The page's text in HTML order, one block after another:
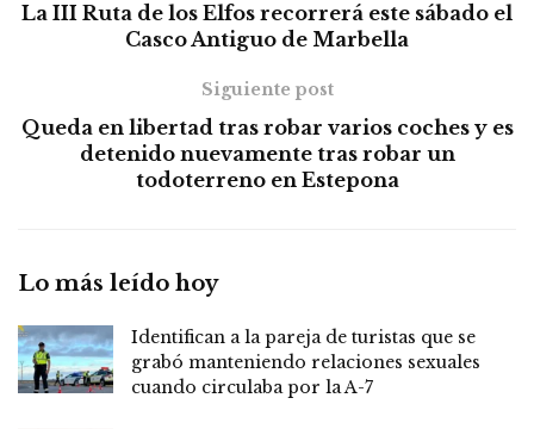
La III Ruta de los Elfos recorrerá este sábado el
Casco Antiguo de Marbella
Siguiente post
Queda en libertad tras robar varios coches y es
detenido nuevamente tras robar un
todoterreno en Estepona
Lo más leído hoy
Identifican a la pareja de turistas que se
grabó manteniendo relaciones sexuales
cuando circulaba por la A-7